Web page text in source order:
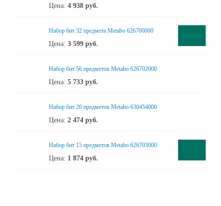
Цена: 4 938 руб.
Набор бит 32 предмета Metabo 626700000
Цена: 3 599 руб.
Набор бит 56 предметов Metabo 626702000
Цена: 5 733 руб.
Набор бит 20 предметов Metabo 630454000
Цена: 2 474 руб.
Набор бит 15 предметов Metabo 626703000
Цена: 1 874 руб.